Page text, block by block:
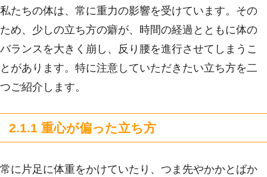
私たちの体は、常に重力の影響を受けています。その
ため、少しの立ち方の癖が、時間の経過とともに体の
バランスを大きく崩し、反り腰を進行させてしまうこ
とがあります。特に注意していただきたい立ち方を二
つご紹介します。
2.1.1 重心が偏った立ち方
常に片足に体重をかけていたり、つま先やかかとばか